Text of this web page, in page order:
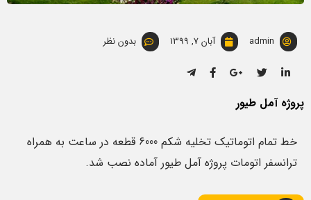
admin آبان 7, 1399 بدون نظر
پروژه آمل طیور
خط تمام اتوماتیک تخلیه شکم 6000 قطعه در ساعت به همراه
ترانسفر اتومات پروژه آمل طیور آماده نصب شد.